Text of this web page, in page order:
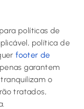
políticas de
política de
footer de
garantem
o
tratados,